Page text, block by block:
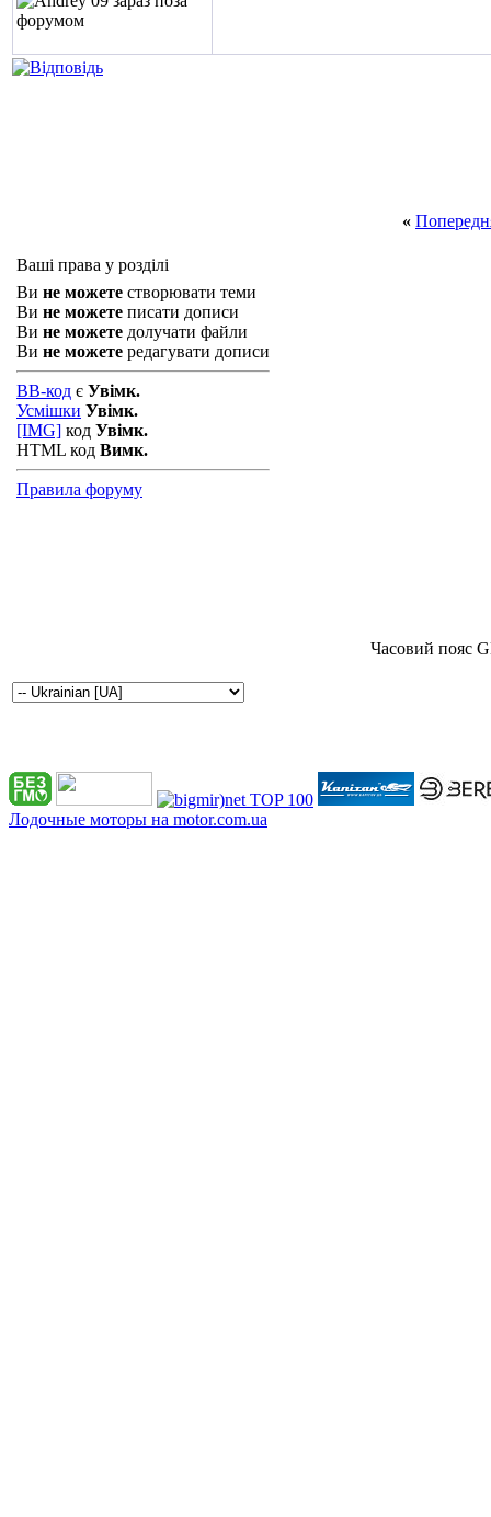
«
Ваші права у розділі
Ви не можете створювати теми
Ви не можете писати дописи
Ви не можете долучати файли
Ви не можете редагувати дописи
BB-код є Увімк.
Усмішки Увімк.
[IMG] код Увімк.
HTML код Вимк.
Правила форуму
Часовий пояс
Лодочные моторы на motor.com.ua